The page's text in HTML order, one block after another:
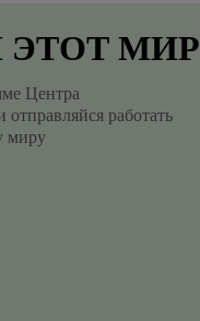
ЭТОТ МИР
Центра
работать
миру